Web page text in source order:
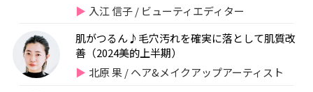
入江 信子 / ビューティエディター
肌がつるん♪毛穴汚れを確実に落として肌質改
善（2024美的上半期）
北原 果 / ヘア&メイクアップアーティスト